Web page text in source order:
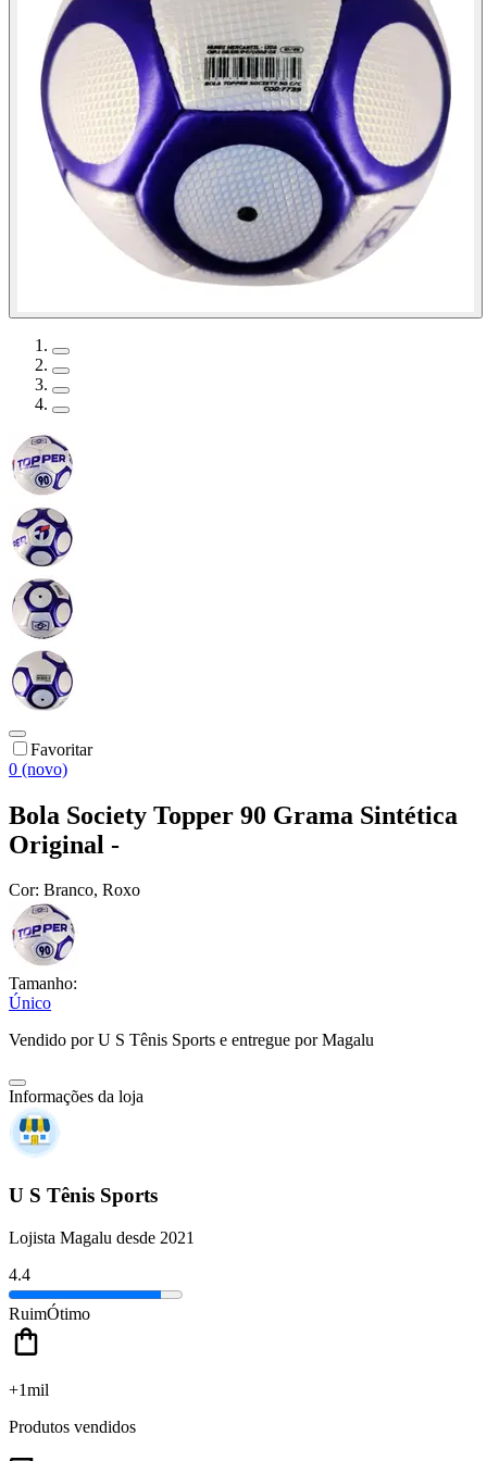
Favoritar
0 (novo)
Bola Society Topper 90 Grama Sintética
Original -
Cor: Branco, Roxo
Tamanho:
Único
Vendido porU S Tênis Sports e entregue por Magalu
Informações da loja
U S Tênis Sports
Lojista Magalu desde 2021
4.4
RuimÓtimo
+1mil
Produtos vendidos